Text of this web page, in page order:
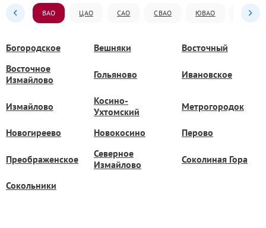
ВАО ЦАО САО СВАО ЮВАО ЮАО
Богородское Вешняки
Восточный
Восточное
Измайлово
Гольяново Ивановское
Измайлово
Косино-
Ухтомский
Метрогородок
Новогиреево Новокосино Перово
Преображенское
Северное
Измайлово
Соколиная Гора
Сокольники